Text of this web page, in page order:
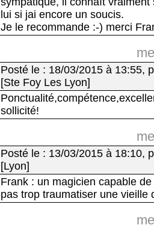
lui si jai encore un soucis.
Je le recommande :-) merci
Posté le : 18/03/2015 à 13:55,
[Ste Foy Les Lyon]
sollicité!
Posté le : 13/03/2015 à 18:10,
[Lyon]
Frank : un magicien capable
pas trop traumatiser une vieille